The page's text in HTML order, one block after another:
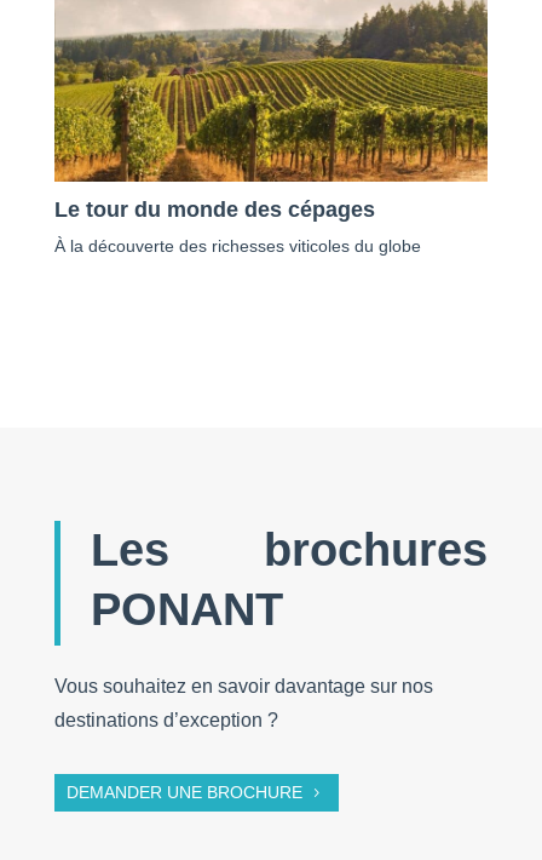
Le tour du monde des cépages
À la découverte des richesses viticoles du globe
Les brochures
PONANT
Vous souhaitez en savoir davantage sur nos
destinations d’exception ?
DEMANDER UNE BROCHURE